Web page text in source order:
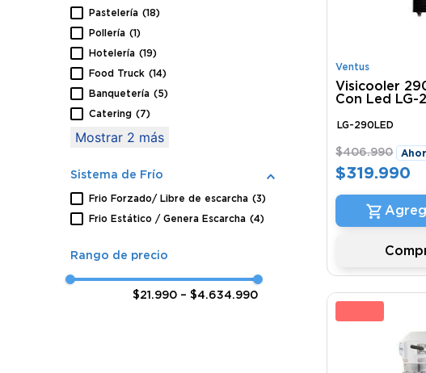
Pastelería (18)
Pollería (1)
Hotelería (19)
Food Truck (14)
Banquetería (5)
Catering (7)
Mostrar 2 más
Sistema de Frío
Frio Forzado/ Libre de escarcha (3)
Frio Estático / Genera Escarcha (4)
$21.990 – $4.634.990
Ventus
Visicooler
Con Led LG-
LG-290LED
$406.990
$319.990
29